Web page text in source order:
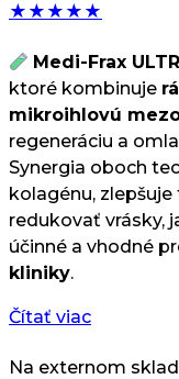
★ ★ ★ ★ ★
Medi-Frax
ktoré kombinuje
mikroihlovú
regeneráciu a
Synergia oboch
kolagénu,
redukovať vrásky,
účinné a vhodné
kliniky.
Čítať viac
Na externom